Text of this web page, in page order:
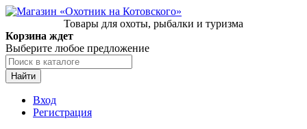
Товары для охоты, рыбалки и туризма
Корзина ждет
Выберите любое предложение
Найти
Вход
Регистрация